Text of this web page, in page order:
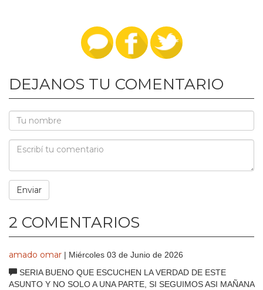
DEJANOS TU COMENTARIO
2 COMENTARIOS
amado omar | Miércoles 03 de Junio de 2026
SERIA BUENO QUE ESCUCHEN LA VERDAD DE ESTE
ASUNTO Y NO SOLO A UNA PARTE, SI SEGUIMOS ASI MAÑANA